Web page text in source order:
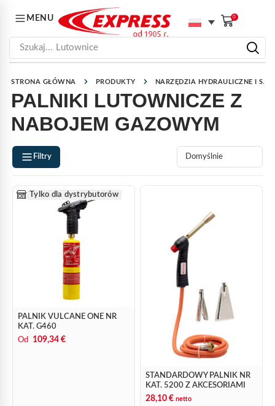
MENU 0
Szukaj... Lutownice
STRONA GŁÓWNA PRODUKTY NARZĘDZIA HYDRAULICZNE I
PALNIKI LUTOWNICZE Z
NABOJEM GAZOWYM
Filtry
Tylko dla dystrybutorów
PALNIK VULCANE ONE NR
KAT. G460
Od
109,34 €
STANDARDOWY PALNIK NR
KAT. 5200 Z AKCESORIAMI
28,10 € netto